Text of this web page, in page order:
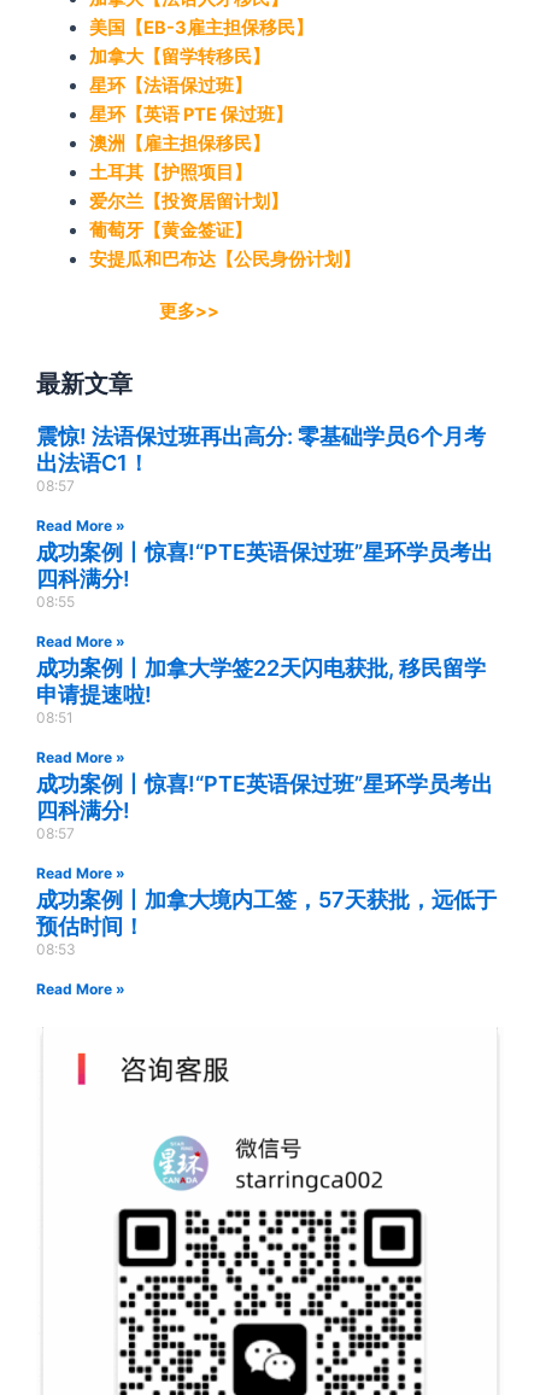
美国【EB-3雇主担保移民】
加拿大【留学转移民】
星环【法语保过班】
星环【英语 PTE 保过班】
澳洲【雇主担保移民】
土耳其【护照项目】
爱尔兰【投资居留计划】
葡萄牙【黄金签证】
安提瓜和巴布达【公民身份计划】
更多>>
最新文章
震惊! 法语保过班再出高分: 零基础学员6个月考
出法语C1！
08:57
Read More »
成功案例丨惊喜!“PTE英语保过班”星环学员考出
四科满分!
08:55
Read More »
成功案例丨加拿大学签22天闪电获批, 移民留学
申请提速啦!
08:51
Read More »
成功案例丨惊喜!“PTE英语保过班”星环学员考出
四科满分!
08:57
Read More »
成功案例丨加拿大境内工签，57天获批，远低于
预估时间！
08:53
Read More »